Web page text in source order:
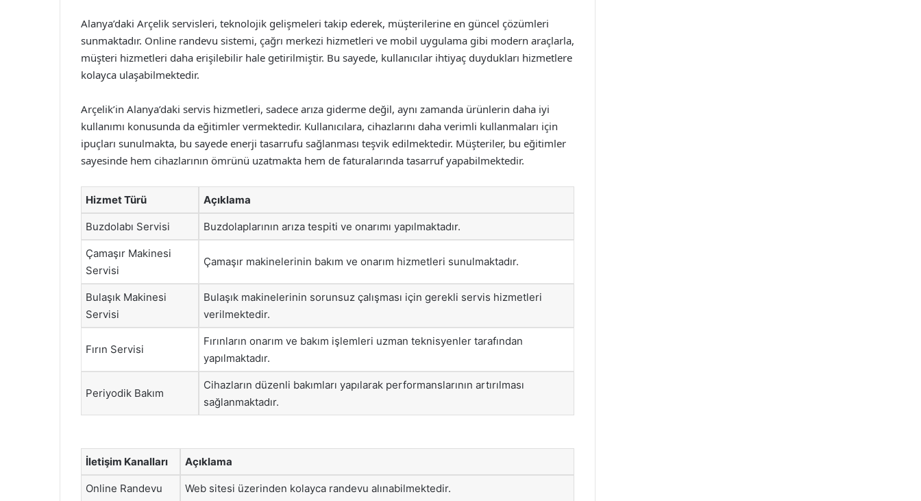
Alanya’daki Arçelik servisleri, teknolojik gelişmeleri takip ederek, müşterilerine en güncel çözümleri
sunmaktadır. Online randevu sistemi, çağrı merkezi hizmetleri ve mobil uygulama gibi modern araçlarla,
müşteri hizmetleri daha erişilebilir hale getirilmiştir. Bu sayede, kullanıcılar ihtiyaç duydukları hizmetlere
kolayca ulaşabilmektedir.
Arçelik’in Alanya’daki servis hizmetleri, sadece arıza giderme değil, aynı zamanda ürünlerin daha iyi
kullanımı konusunda da eğitimler vermektedir. Kullanıcılara, cihazlarını daha verimli kullanmaları için
ipuçları sunulmakta, bu sayede enerji tasarrufu sağlanması teşvik edilmektedir. Müşteriler, bu eğitimler
sayesinde hem cihazlarının ömrünü uzatmakta hem de faturalarında tasarruf yapabilmektedir.
Hizmet Türü Açıklama
Buzdolabı Servisi Buzdolaplarının arıza tespiti ve onarımı yapılmaktadır.
Çamaşır Makinesi
Servisi
Çamaşır makinelerinin bakım ve onarım hizmetleri sunulmaktadır.
Bulaşık Makinesi
Servisi
Bulaşık makinelerinin sorunsuz çalışması için gerekli servis hizmetleri
verilmektedir.
Fırın Servisi
Fırınların onarım ve bakım işlemleri uzman teknisyenler tarafından
yapılmaktadır.
Periyodik Bakım
Cihazların düzenli bakımları yapılarak performanslarının artırılması
sağlanmaktadır.
İletişim Kanalları Açıklama
Online Randevu Web sitesi üzerinden kolayca randevu alınabilmektedir.